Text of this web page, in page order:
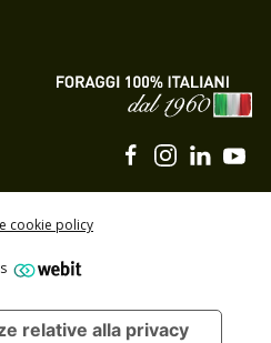
cookie policy
di Gruppo Carli
relative alla privacy